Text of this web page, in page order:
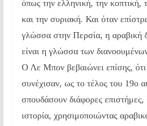
όπως την ελληνική, την κοπτική,
και την συριακή. Και όταν
γλώσσα στην Περσία, η αραβική
είναι η γλώσσα των
Ο Λε Μπον βεβαιώνει επίσης, ότι
συνέχισαν, ως το τέλος του 19ο
σπουδάσουν διάφορες επιστήμες,
ιστορία, χρησιμοποιώντας